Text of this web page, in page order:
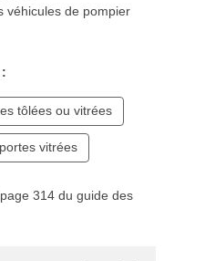
véhicules de pompier
tôlées ou vitrées
vitrées
314 du guide des